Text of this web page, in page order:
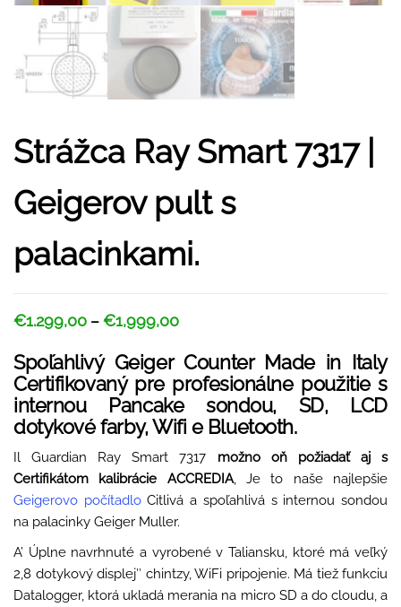
Strážca Ray Smart 7317 |
Geigerov pult s
palacinkami.
€1.299,00 – €1,999,00
Spoľahlivý Geiger Counter Made in Italy
Certifikovaný pre profesionálne použitie s
internou Pancake sondou, SD, LCD
dotykové farby, Wifi e Bluetooth.
Il Guardian Ray Smart 7317 možno oň požiadať aj s
Certifikátom kalibrácie ACCREDIA, Je to naše najlepšie
Geigerovo počítadloCitlivá a spoľahlivá s internou sondou
na palacinky Geiger Muller.
A’ Úplne navrhnuté a vyrobené v Taliansku, ktoré má veľký
2,8 dotykový displej″ chintzy, WiFi pripojenie. Má tiež funkciu
Datalogger, ktorá ukladá merania na micro SD a do cloudu, a